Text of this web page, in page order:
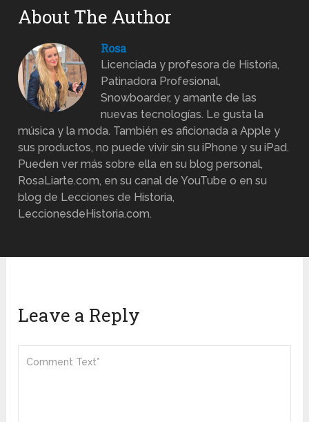
About The Author
Rosa
Licenciada y profesora de Historia,
Patinadora Profesional,
Snowboarder, y amante de las
nuevas tecnologías. Le gusta la
música y la moda. También es aficionada a Apple y
sus productos, no puede vivir sin su iPhone y su iPad.
Pueden ver más sobre ella en su blog personal,
RosaLiarte.com, en su canal de YouTube o en su
blog de Lecciones de Historia,
LeccionesdeHistoria.com.
Leave a Reply